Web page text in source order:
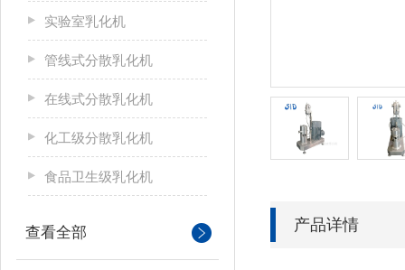
实验室乳化机
管线式分散乳化机
在线式分散乳化机
化工级分散乳化机
食品卫生级乳化机
查看全部 产品详情